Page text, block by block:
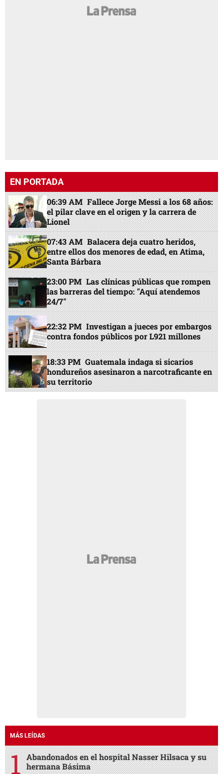
EN PORTADA
06:39 AM Fallece Jorge Messi a los 68 años:
el pilar clave en el origen y la carrera de
Lionel
07:43 AM Balacera deja cuatro heridos,
entre ellos dos menores de edad, en Atima,
Santa Bárbara
23:00 PM Las clínicas públicas que rompen
las barreras del tiempo: "Aquí atendemos
24/7"
22:32 PM Investigan a jueces por embargos
contra fondos públicos por L921 millones
18:33 PM Guatemala indaga si sicarios
hondureños asesinaron a narcotraficante en
su territorio
MÁS LEÍDAS
Abandonados en el hospital Nasser Hilsaca y su
hermana Básima